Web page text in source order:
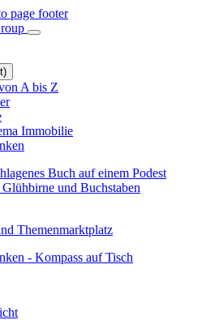
page footer
A bis Z
Immobilie
Themenmarktplatz